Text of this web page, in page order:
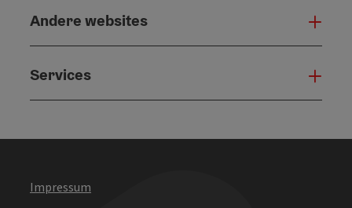
Andere websites
Services
Impressum